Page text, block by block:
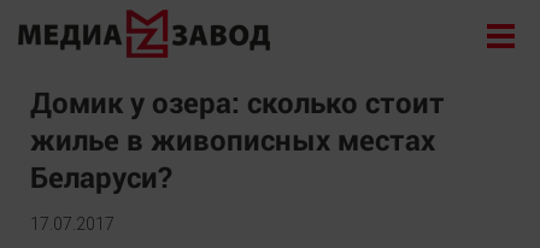
Новости
Экономика
Происшествия
Общество
Домик у озера: сколько стоит
жилье в живописных местах
Беларуси?
17.07.2017